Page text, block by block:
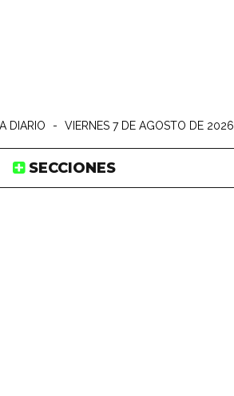
DIARIO - VIERNES 7 DE AGOSTO DE 2026
SECCIONES